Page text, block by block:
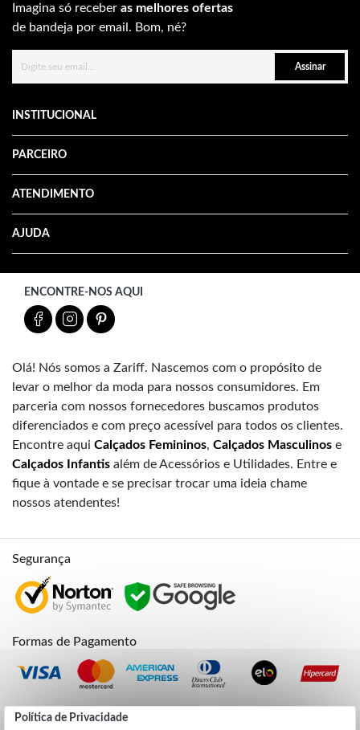
Política de Privacidade
Imagina só receber as melhores ofertas
de bandeja por email. Bom, né?
Assinar
INSTITUCIONAL
PARCEIRO
ATENDIMENTO
AJUDA
ENCONTRE-NOS AQUI
Olá! Nós somos a Zariff. Nascemos com o propósito de
levar o melhor da moda para nossos consumidores. Em
parceria com nossos fornecedores buscamos produtos
diferenciados e com preço acessível para todos os clientes.
Encontre aqui Calçados Femininos, Calçados Masculinos e
Calçados Infantis além de Acessórios e Utilidades. Entre e
fique à vontade e se precisar trocar uma ideia chame
nossos atendentes!
Segurança
Formas de Pagamento
Credibilidade